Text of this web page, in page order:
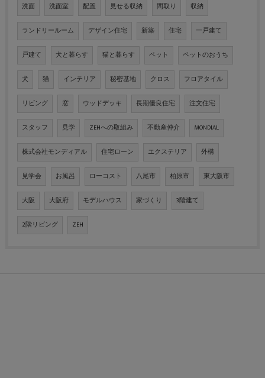
洗面 洗面室 配置 見せる収納 間取り 収納
ランドリールーム デザイン住宅 新築 住宅 一戸建て
戸建て 犬と暮らす 猫と暮らす ペット ペットのおうち
犬 猫 インテリア 秘密基地 クロス フロアタイル
リビング 窓 ウッドデッキ 長期優良住宅 注文住宅
スタッフ 見学 ZEHへの取組み 不動産仲介 MONDIAL
株式会社モンディアル 住宅ローン エクステリア 外構
見学会 お風呂 ローコスト 八尾市 柏原市 東大阪市
大阪 大阪府 モデルハウス 家づくり 3階建て
2階リビング ZEH